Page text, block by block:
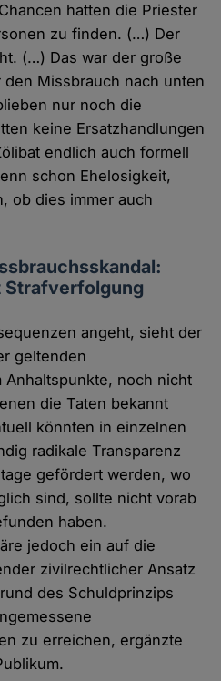
hatten die Priester
zu finden. (…) Der
(…) Das war der große
Missbrauch nach unten
nur noch die
keine Ersatzhandlungen
endlich auch formell
schon Ehelosigkeit,
ob dies immer auch
Strafverfolgung
angeht, sieht der
geltenden
Anhaltspunkte, noch nicht
die Taten bekannt
könnten in einzelnen
radikale Transparenz
gefördert werden, wo
sind, sollte nicht vorab
haben.
jedoch ein auf die
zivilrechtlicher Ansatz
des Schuldprinzips
zu erreichen, ergänzte